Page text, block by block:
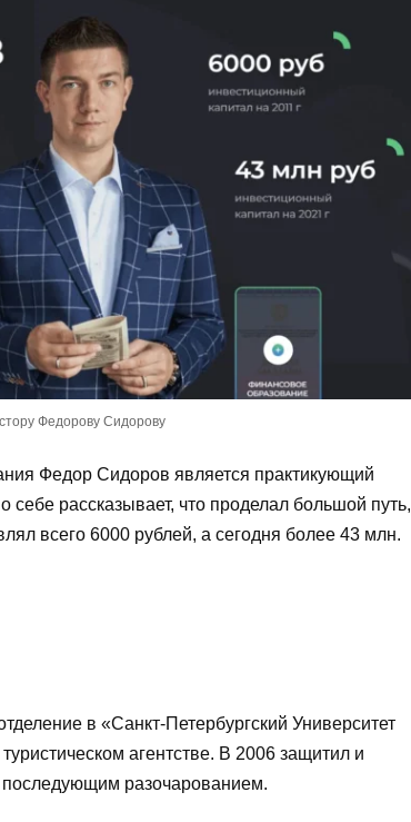
Федорову Сидорову
Федор Сидоров является практикующий
рассказывает, что проделал большой путь,
всего 6000 рублей, а сегодня более 43 млн.
в «Санкт-Петербургский Университет
агентстве. В 2006 защитил и
разочарованием.